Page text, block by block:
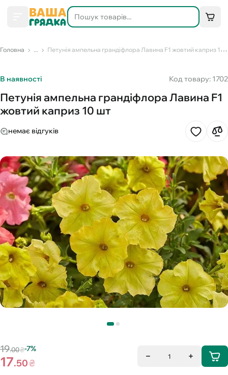
Головна ... Петунія ампельна грандіфлора Лавина F1 жовтий каприз 10 шт
В наявності Код товару: 1702
Петунія ампельна грандіфлора Лавина F1
жовтий каприз 10 шт
немає відгуків
19.00₴-7%
17.50₴
1